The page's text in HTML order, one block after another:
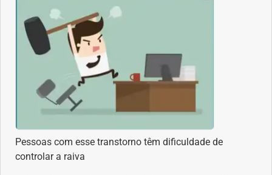
Pessoas com esse transtorno têm dificuldade de
controlar a raiva